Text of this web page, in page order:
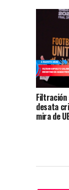
desata
mira de